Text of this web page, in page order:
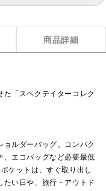
商品詳細
「スペクテイターコレク
ルダーバッグ。コンパク
、エコバッグなど必要最低
ケットは、すぐ取り出し
い日や、旅行・アウトド